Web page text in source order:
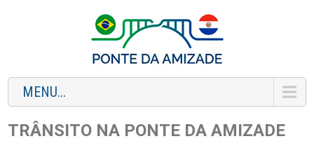
MENU...
TRÂNSITO NA PONTE DA AMIZADE